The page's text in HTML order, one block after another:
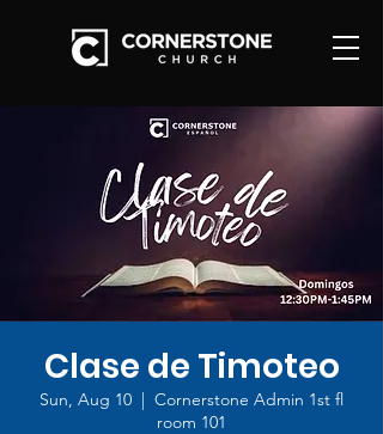
Clase de Timoteo
Sun, Aug 10
  |
Cornerstone Admin 1st fl
room 101